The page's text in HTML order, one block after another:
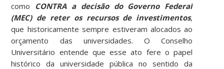
como CONTRA a decisão do Governo Federal
(MEC) de reter os recursos de investimentos,
que historicamente sempre estiveram alocados ao
orçamento das universidades. O Conselho
Universitário entende que esse ato fere o papel
histórico da universidade pública no sentido da